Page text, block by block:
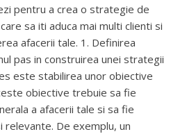
pentru a crea o strategie de
sa iti aduca mai multi clienti si
afacerii tale. 1. Definirea
pas in construirea unei strategii
este stabilirea unor obiective
obiective trebuie sa fie
a afacerii tale si sa fie
relevante. De exemplu, un